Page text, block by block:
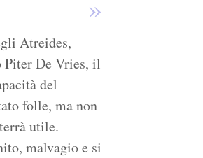
Atreides,
Piter De Vries, il
del
folle, ma non
utile.
malvagio e si